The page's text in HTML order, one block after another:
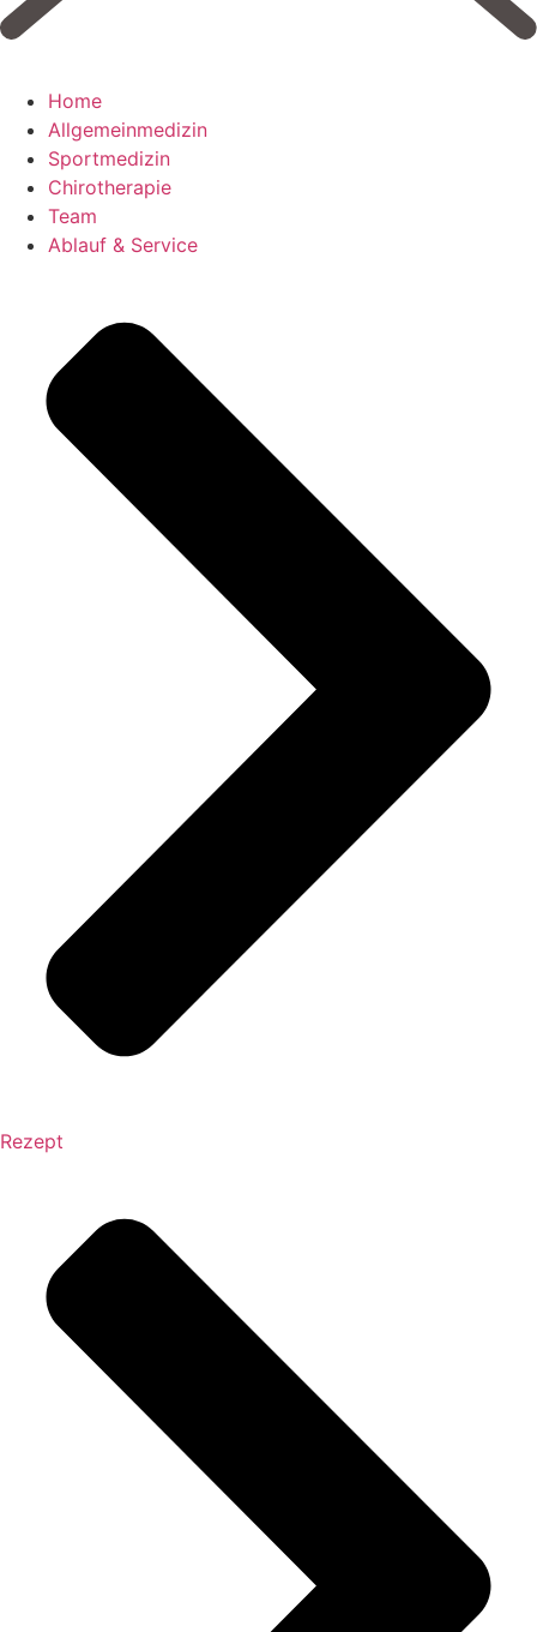
Home
Allgemeinmedizin
Sportmedizin
Chirotherapie
Team
Ablauf & Service
Rezept